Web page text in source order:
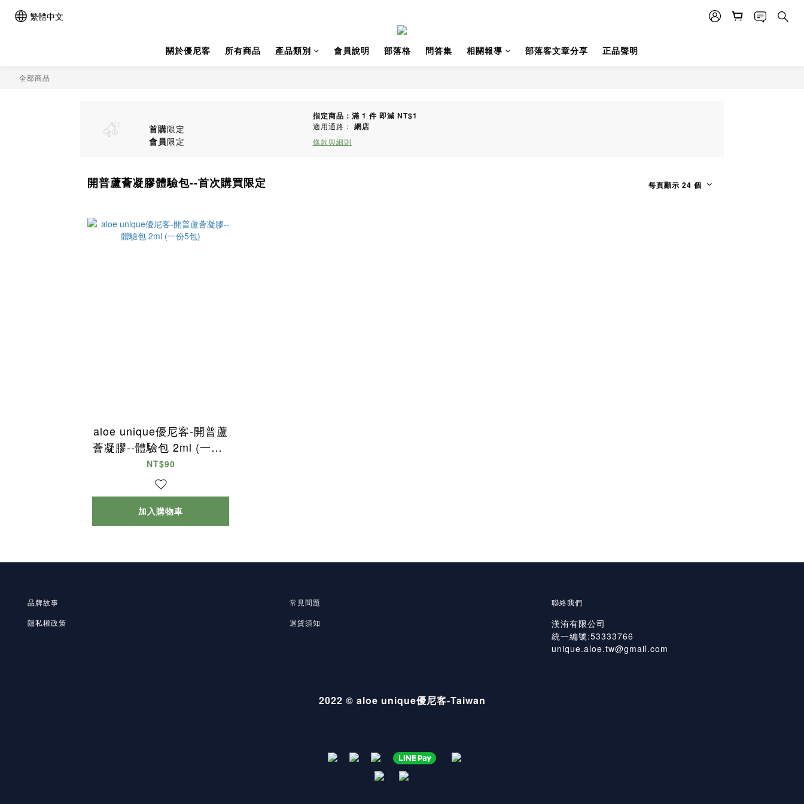
繁體中文
關於優尼客 所有商品 產品類別 會員說明 部落格 問答集 相關報導 部落客文章分享 正品聲明
全部商品
首購限定
會員限定
指定商品：滿 1 件 即減 NT$1
適用通路： 網店
條款與細則
開普蘆薈凝膠體驗包--首次購買限定 每頁顯示 24 個
aloe unique優尼客-開普蘆
薈凝膠--體驗包 2ml (一份5
包)
NT$90
加入購物車
品牌故事
隱私權政策
常見問題
退貨須知
聯絡我們
漢洧有限公司
統一編號:53333766
unique.aloe.tw@gmail.com
2022 © aloe unique優尼客-Taiwan